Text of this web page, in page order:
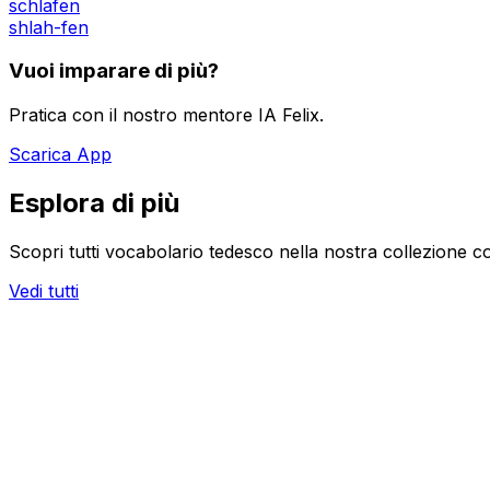
schlafen
shlah-fen
Vuoi imparare di più?
Pratica con il nostro mentore IA Felix.
Scarica App
Esplora di più
Scopri tutti vocabolario tedesco nella nostra collezione
Vedi tutti